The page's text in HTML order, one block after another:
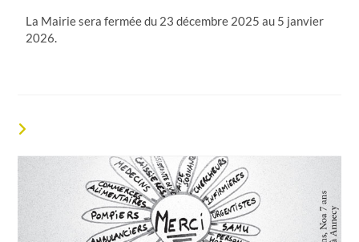
La Mairie sera fermée du 23 décembre 2025 au 5 janvier
2026.